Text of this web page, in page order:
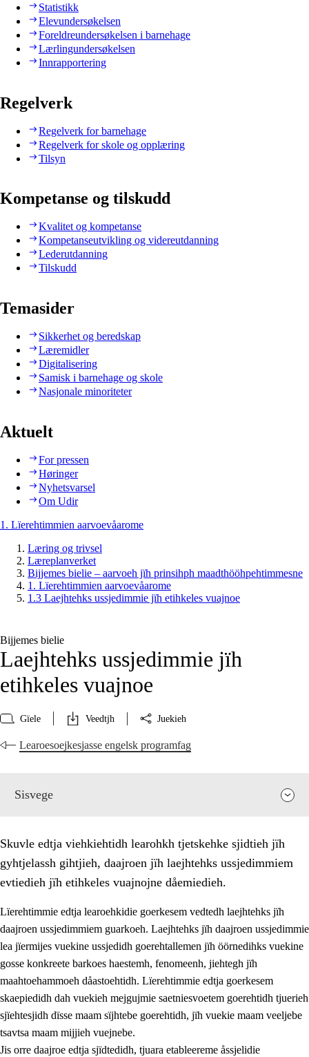
Statistikk
Elevundersøkelsen
Foreldreundersøkelsen i barnehage
Lærlingundersøkelsen
Innrapportering
Regelverk
Regelverk for barnehage
Regelverk for skole og opplæring
Tilsyn
Kompetanse og tilskudd
Kvalitet og kompetanse
Kompetanseutvikling og videreutdanning
Lederutdanning
Tilskudd
Temasider
Sikkerhet og beredskap
Læremidler
Digitalisering
Samisk i barnehage og skole
Nasjonale minoriteter
Aktuelt
For pressen
Høringer
Nyhetsvarsel
Om Udir
1. Lïerehtimmien aarvoevåarome
Læring og trivsel
Læreplanverket
Bijjemes bielie – aarvoeh jïh prinsihph maadthööhpehtimmesne
1. Lïerehtimmien aarvoevåarome
1.3 Laejhtehks ussjedimmie jïh etihkeles vuajnoe
Bijjemes bielie
Laejhtehks ussjedimmie jïh
etihkeles vuajnoe
Gïele Veedtjh Juekieh
Learoesoejkesjasse engelsk programfag
Sisvege
1. Lïerehtimmien aarvoevåarome
1.1 Almetjeaarvoe
1.2 Identiteete jïh kulturellen gellievoete
Skuvle edtja viehkiehtidh learohkh tjetskehke sjidtieh jïh
gyhtjelassh gihtjieh, daajroen jïh laejhtehks ussjedimmiem
evtiedieh jïh etihkeles vuajnojne dåemiedieh.
Lïerehtimmie edtja learoehkidie goerkesem vedtedh laejhtehks jïh
daajroen ussjedimmiem guarkoeh. Laejhtehks jïh daajroen ussjedimmie
lea jïermijes vuekine ussjedidh goerehtallemen jïh öörnedihks vuekine
gosse konkreete barkoes haestemh, fenomeenh, jiehtegh jïh
maahtoehammoeh dåastoehtidh. Lïerehtimmie edtja goerkesem
skaepiedidh dah vuekieh mejgujmie saetniesvoetem goerehtidh tjuerieh
sjïehtesjidh dïsse maam sïjhtebe goerehtidh, jïh vuekie maam veeljebe
tsavtsa maam mijjieh vuejnebe.
Jis orre daajroe edtja sjïdtedidh, tjuara etableereme åssjelidie